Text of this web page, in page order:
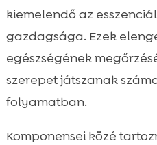
kiemelendő az
gazdagsága. Ezek
egészségének
szerepet játszanak
folyamatban.
Komponensei közé